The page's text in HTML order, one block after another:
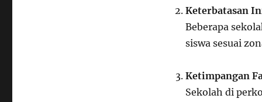
Keterbatasan
Beberapa
siswa sesuai
Ketimpangan
Sekolah di